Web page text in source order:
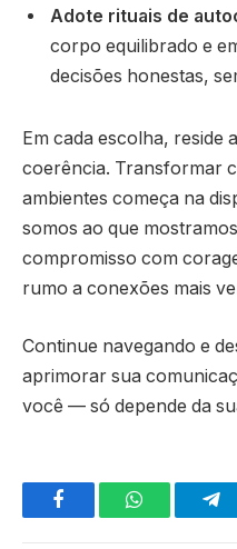
Adote rituais de
corpo equilibrado e
decisões honestas,
Em cada escolha, reside
coerência. Transformar
ambientes começa na
somos ao que
compromisso com
rumo a conexões mais
Continue navegando e
aprimorar sua
você — só depende da
FacebookWhatsApp